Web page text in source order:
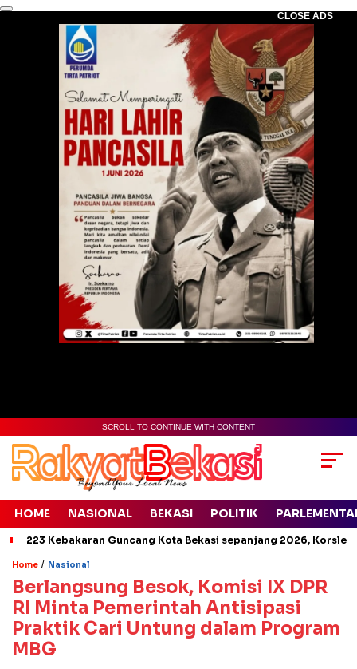
CLOSE ADS
SCROLL TO CONTINUE WITH CONTENT
HOME NASIONAL BEKASI POLITIK
223 Kebakaran Guncang Kota Bekasi sepanjang 2026,
Home / Nasional
Berlangsung Besok, Komisi IX DPR
RI Minta Pemerintah Antisipasi
Praktik Cari Untung dalam Program
MBG